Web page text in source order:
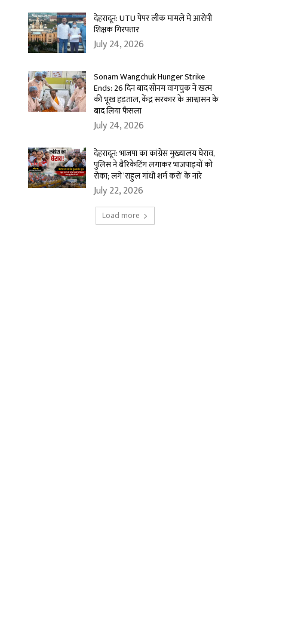
देहरादून: UTU पेपर लीक मामले में आरोपी
शिक्षक गिरफ्तार
July 24, 2026
Sonam Wangchuk Hunger Strike
Ends: 26 दिन बाद सोनम वांगचुक ने खत्म
की भूख हड़ताल, केंद्र सरकार के आश्वासन के
बाद लिया फैसला
July 24, 2026
देहरादून: भाजपा का कांग्रेस मुख्यालय घेराव,
पुलिस ने बैरिकेटिंग लगाकर भाजपाइयों को
रोका; लगे ‘राहुल गांधी शर्म करो’ के नारे
July 22, 2026
Load more